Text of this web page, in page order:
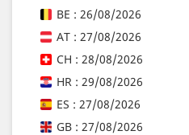
BE : 26/08/2026
AT : 27/08/2026
CH : 28/08/2026
HR : 29/08/2026
ES : 27/08/2026
GB : 27/08/2026